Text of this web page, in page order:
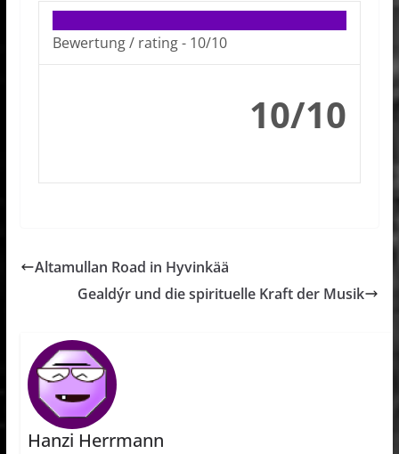
Bewertung / rating - 10/10
10/10
Altamullan Road in Hyvinkää
Gealdýr und die spirituelle Kraft der Musik
Hanzi Herrmann